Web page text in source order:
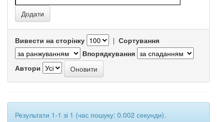
Вивести на сторінку | Сортування
Впорядкування
Автори
Результати 1-1 зі 1 (час пошуку: 0.002 секунди).